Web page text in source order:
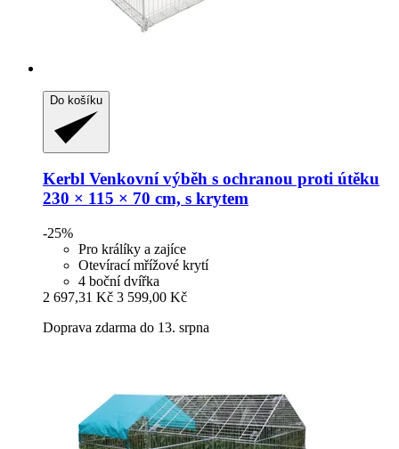
Do košíku
Kerbl Venkovní výběh s ochranou proti útěku
230 × 115 × 70 cm, s krytem
-25%
Pro králíky a zajíce
Otevírací mřížové krytí
4 boční dvířka
2 697,31 Kč 3 599,00 Kč
Doprava zdarma do 13. srpna